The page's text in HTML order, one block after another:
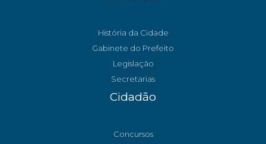
História da Cidade
Gabinete do Prefeito
Legislação
Secretarias
Cidadão
Concursos